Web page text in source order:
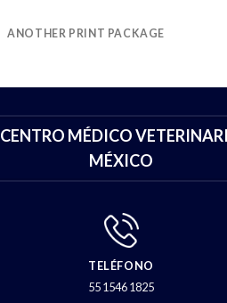
ANOTHER PRINT PACKAGE
CENTRO MÉDICO
MÉXICO
TELÉFONO
55 1546 1825